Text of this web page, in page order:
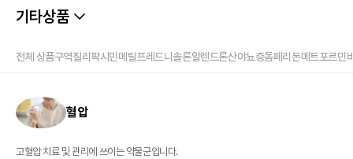
기타상품
전체 상품구역질리팍시민메틸프레드니솔론알렌드론산야뇨증돔페리돈메트포르민
혈압
고혈압 치료 및 관리에 쓰이는 약물군입니다.